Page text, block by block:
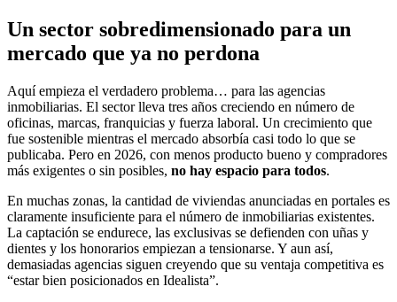
Un sector sobredimensionado para un
mercado que ya no perdona
Aquí empieza el verdadero problema… para las agencias
inmobiliarias. El sector lleva tres años creciendo en número de
oficinas, marcas, franquicias y fuerza laboral. Un crecimiento que
fue sostenible mientras el mercado absorbía casi todo lo que se
publicaba. Pero en 2026, con menos producto bueno y compradores
más exigentes o sin posibles, no hay espacio para todos.
En muchas zonas, la cantidad de viviendas anunciadas en portales es
claramente insuficiente para el número de inmobiliarias existentes.
La captación se endurece, las exclusivas se defienden con uñas y
dientes y los honorarios empiezan a tensionarse. Y aun así,
demasiadas agencias siguen creyendo que su ventaja competitiva es
“estar bien posicionados en Idealista”.